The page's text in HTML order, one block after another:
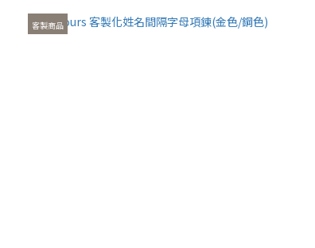
客製商品